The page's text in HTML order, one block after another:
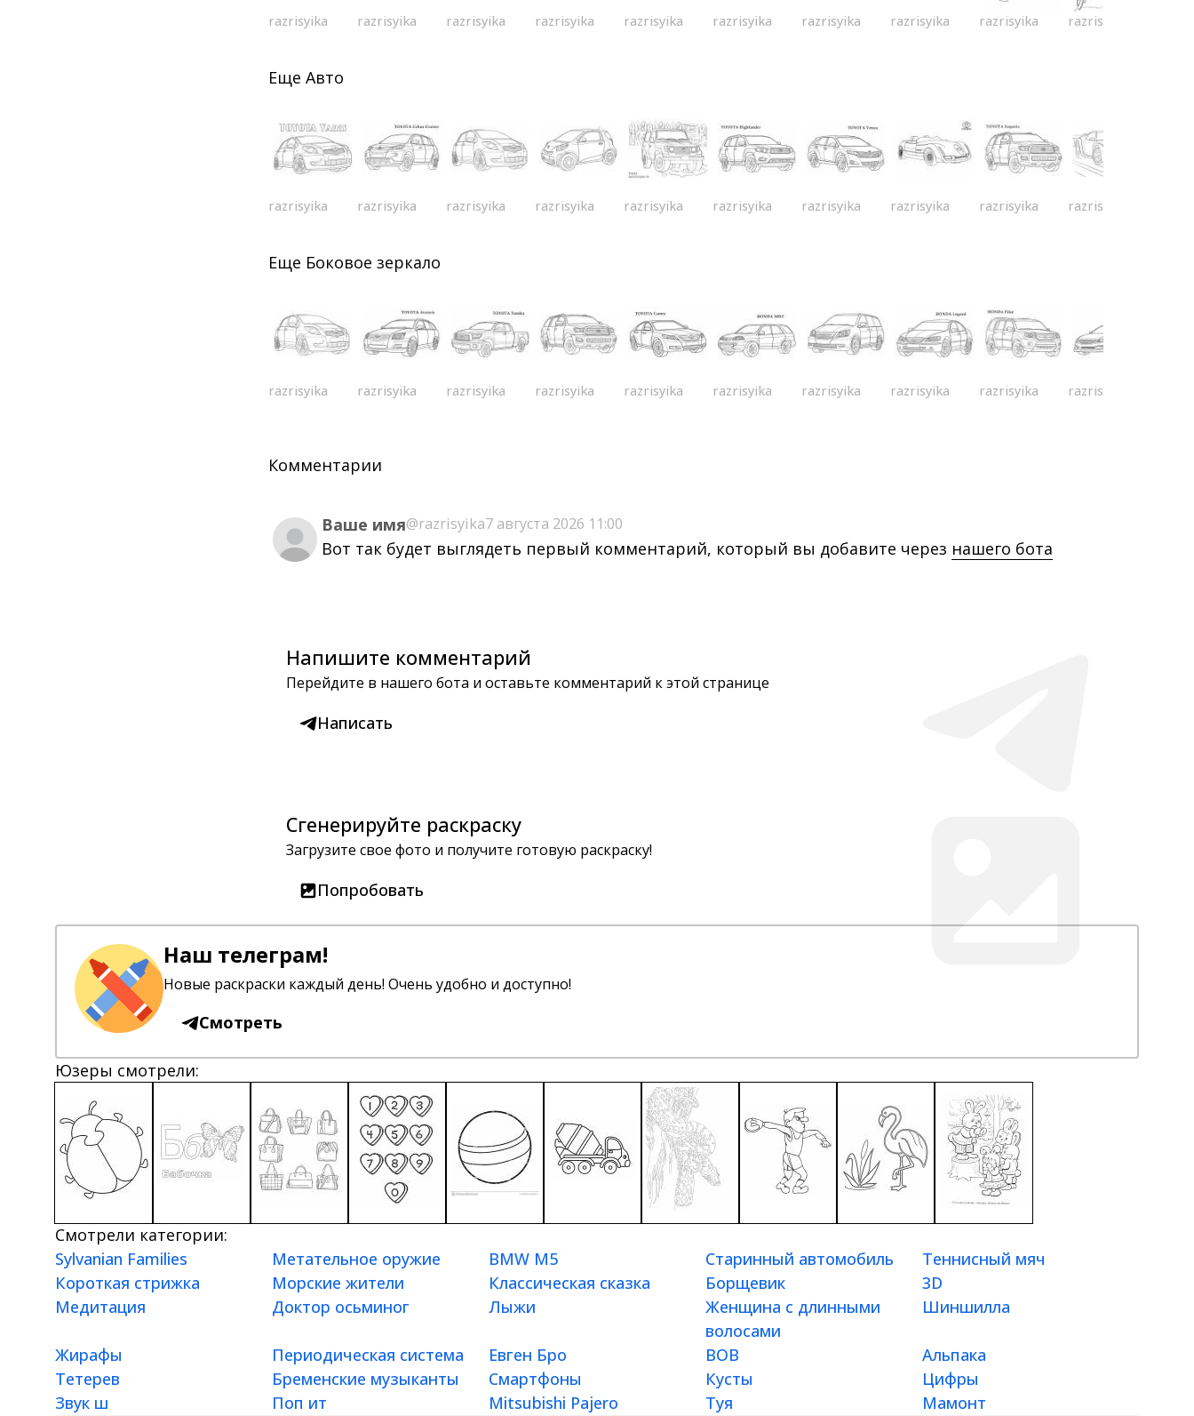
razrisyika razrisyika razrisyika razrisyika razrisyika razrisyika razrisyika razrisyika razrisyika razrisyika
Еще Авто
razrisyika razrisyika razrisyika razrisyika razrisyika razrisyika razrisyika razrisyika razrisyika razrisyika
Еще Боковое зеркало
razrisyika razrisyika razrisyika razrisyika razrisyika razrisyika razrisyika razrisyika razrisyika razrisyika
Комментарии
Ваше имя@razrisyika7 августа 2026 11:00
Вот так будет выглядеть первый комментарий, который вы добавите через нашего бота
Напишите комментарий
Перейдите в нашего бота и оставьте комментарий к этой странице
Написать
Сгенерируйте раскраску
Загрузите свое фото и получите готовую раскраску!
Попробовать
Наш телеграм!
Новые раскраски каждый день! Очень удобно и доступно!
Смотреть
Юзеры смотрели:
Смотрели категории:
Sylvanian Families
Метательное оружие BMW M5 Старинный автомобиль
Теннисный мяч
Короткая стрижка
Морские жители Классическая сказка Борщевик
3D
Медитация
Доктор осьминог Лыжи
Женщина с длинными
волосами
Шиншилла
Жирафы Периодическая система Евген Бро ВОВ
Альпака
Тетерев
Бременские музыканты Смартфоны Кусты
Цифры
Звук ш
Поп ит Mitsubishi Pajero Туя Мамонт